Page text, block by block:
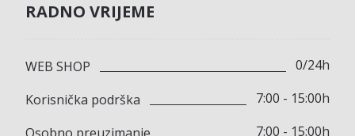
RADNO VRIJEME
WEB SHOP
0/24h
Korisnička podrška
7:00 - 15:00h
Osobno preuzimanje
7:00 - 15:00h